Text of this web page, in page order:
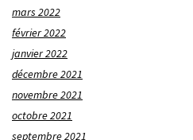
mars 2022
février 2022
janvier 2022
décembre 2021
novembre 2021
octobre 2021
septembre 2021